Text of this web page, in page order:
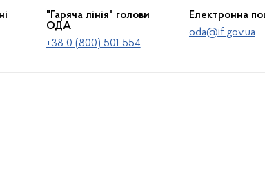
"Гаряча лінія" голови
ОДА
+38 0 (800) 501 554
Електронна
oda@if.gov.ua